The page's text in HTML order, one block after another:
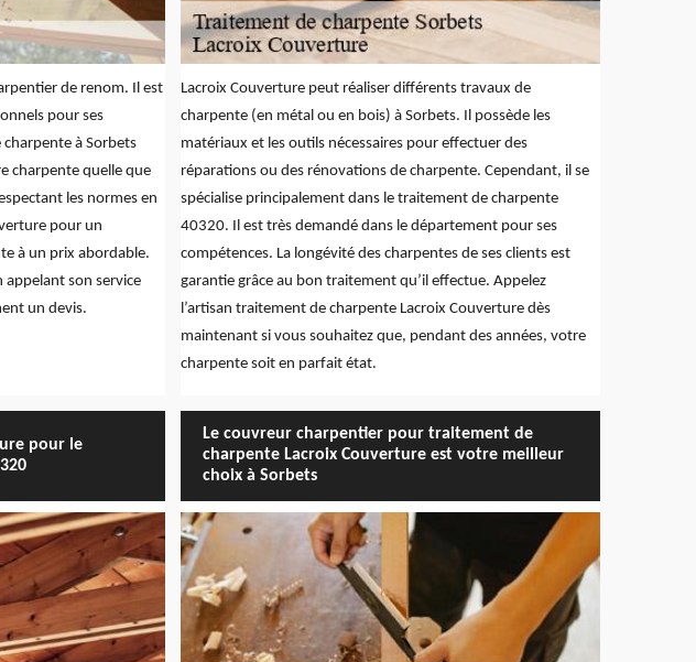
de renom. Il est
pour ses
à Sorbets
charpente quelle que
les normes en
pour un
à un prix abordable.
appelant son service
un devis.
Lacroix Couverture peut réaliser différents travaux de
charpente (en métal ou en bois) à Sorbets. Il possède les
matériaux et les outils nécessaires pour effectuer des
réparations ou des rénovations de charpente. Cependant, il se
spécialise principalement dans le traitement de charpente
40320. Il est très demandé dans le département pour ses
compétences. La longévité des charpentes de ses clients est
garantie grâce au bon traitement qu’il effectue. Appelez
l’artisan traitement de charpente Lacroix Couverture dès
maintenant si vous souhaitez que, pendant des années, votre
charpente soit en parfait état.
pour le
Le couvreur charpentier pour traitement de
charpente Lacroix Couverture est votre meilleur
choix à Sorbets